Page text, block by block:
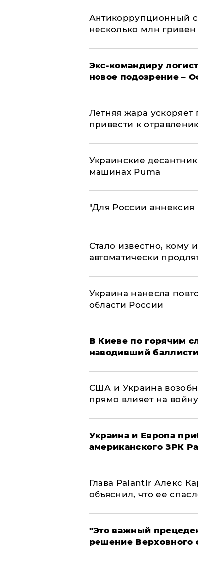
Антикоррупционный
несколько млн
Экс-командиру
новое подозрение –
Летняя жара ускоряет
привести к
Украинские
машинах Puma
"Для России
Стало известно,
автоматически
Украина нанесла
области России
В Киеве по горячим
наводивший
США и Украина
прямо влияет на
Украина и Европа
американского ЗРК
Глава Palantir Алекс
объяснил, что ее
"Это важный
решение Верховного